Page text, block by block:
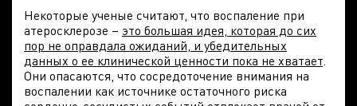
Некоторые ученые считают, что воспаление при
атеросклерозе – это большая идея, которая до сих
пор не оправдала ожиданий, и убедительных
данных о ее клинической ценности пока не хватает.
Они опасаются, что сосредоточение внимания на
воспалении как источнике остаточного риска